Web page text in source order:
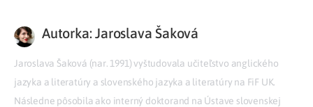
Autorka: Jaroslava Šaková
Jaroslava Šaková (nar. 1991) vyštudovala učiteľstvo anglického
jazyka a literatúry a slovenského jazyka a literatúry na FiF UK.
Následne pôsobila ako interný doktorand na Ústave slovenskej